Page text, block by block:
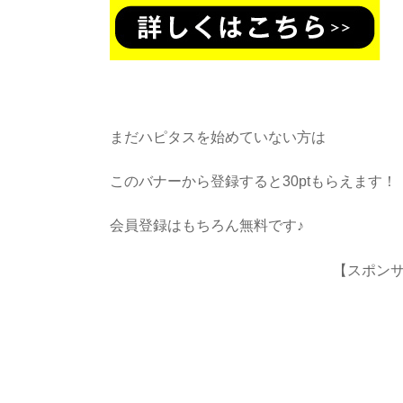
まだハピタスを始めていない方は
このバナーから登録すると30ptもらえます！
会員登録はもちろん無料です♪
【スポン